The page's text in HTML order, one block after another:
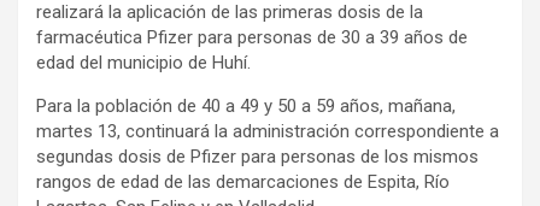
realizará la aplicación de las primeras dosis de la
farmacéutica Pfizer para personas de 30 a 39 años de
edad del municipio de Huhí.
Para la población de 40 a 49 y 50 a 59 años, mañana,
martes 13, continuará la administración correspondiente a
segundas dosis de Pfizer para personas de los mismos
rangos de edad de las demarcaciones de Espita, Río